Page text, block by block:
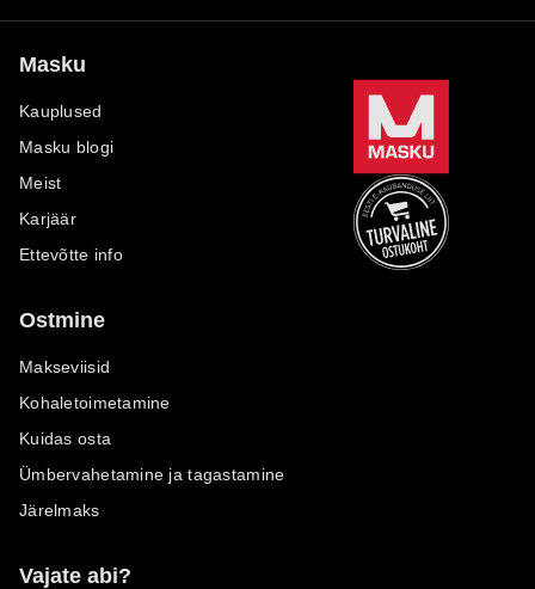
Masku
Kauplused
Masku blogi
Meist
Karjäär
Ettevõtte info
Ostmine
Makseviisid
Kohaletoimetamine
Kuidas osta
Ümbervahetamine ja tagastamine
Järelmaks
Vajate abi?